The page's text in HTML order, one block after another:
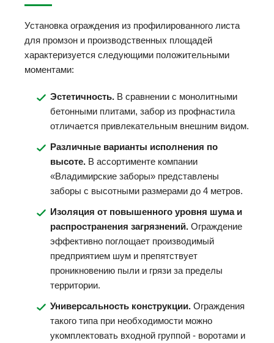
Установка ограждения из профилированного листа
для промзон и производственных площадей
характеризуется следующими положительными
моментами:
Эстетичность. В сравнении с монолитными
бетонными плитами, забор из профнастила
отличается привлекательным внешним видом.
Различные варианты исполнения по
высоте. В ассортименте компании
«Владимирские заборы» представлены
заборы с высотными размерами до 4 метров.
Изоляция от повышенного уровня шума и
распространения загрязнений. Ограждение
эффективно поглощает производимый
предприятием шум и препятствует
проникновению пыли и грязи за пределы
территории.
Универсальность конструкции. Ограждения
такого типа при необходимости можно
укомплектовать входной группой - воротами и